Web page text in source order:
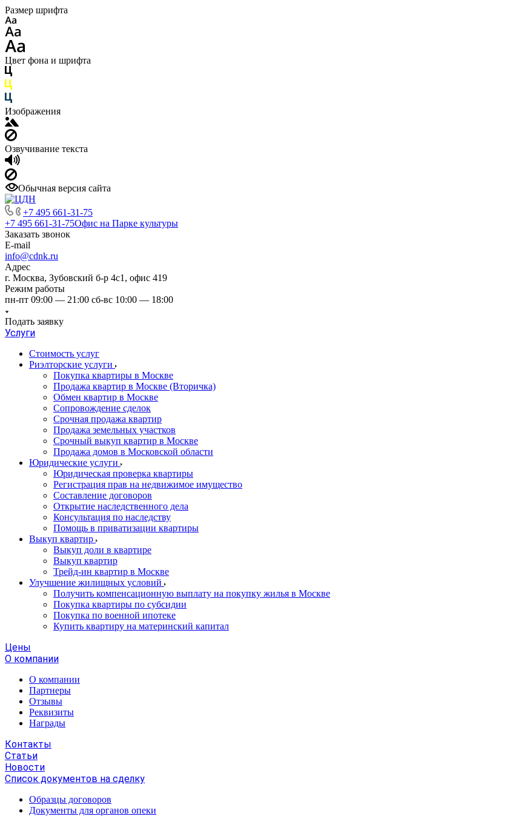
Размер шрифта
Цвет фона и шрифта
Изображения
Озвучивание текста
Обычная версия сайта
+7 495 661-31-75
+7 495 661-31-75Офис на Парке культуры
Заказать звонок
E-mail
info@cdnk.ru
Адрес
г. Москва, Зубовский б-р 4с1, офис 419
Режим работы
пн-пт 09:00 — 21:00 сб-вс 10:00 — 18:00
Подать заявку
Услуги
Стоимость услуг
Риэлторские услуги
Покупка квартиры в Москве
Продажа квартир в Москве (Вторичка)
Обмен квартир в Москве
Сопровождение сделок
Срочная продажа квартир
Продажа земельных участков
Срочный выкуп квартир в Москве
Продажа домов в Московской области
Юридические услуги
Юридическая проверка квартиры
Регистрация прав на недвижимое имущество
Составление договоров
Открытие наследственного дела
Консультация по наследству
Помощь в приватизации квартиры
Выкуп квартир
Выкуп доли в квартире
Выкуп квартир
Трейд-ин квартир в Москве
Улучшение жилищных условий
Получить компенсационную выплату на покупку жилья в Москве
Покупка квартиры по субсидии
Покупка по военной ипотеке
Купить квартиру на материнский капитал
Цены
О компании
О компании
Партнеры
Отзывы
Реквизиты
Награды
Контакты
Статьи
Новости
Список документов на сделку
Образцы договоров
Документы для органов опеки